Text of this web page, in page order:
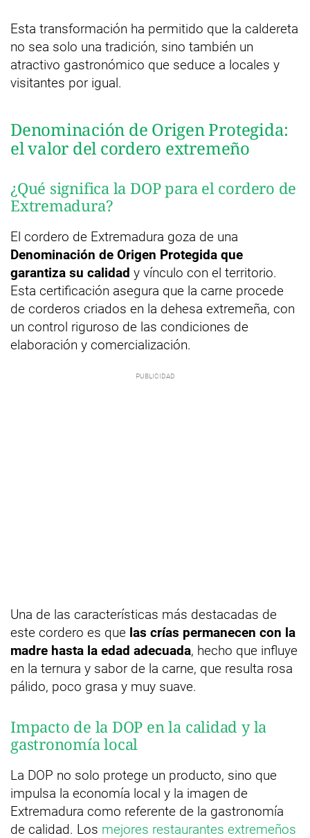
Esta transformación ha permitido que la caldereta
no sea solo una tradición, sino también un
atractivo gastronómico que seduce a locales y
visitantes por igual.
Denominación de Origen Protegida:
el valor del cordero extremeño
¿Qué significa la DOP para el cordero de
Extremadura?
El cordero de Extremadura goza de una
Denominación de Origen Protegida que
garantiza su calidad y vínculo con el territorio.
Esta certificación asegura que la carne procede
de corderos criados en la dehesa extremeña, con
un control riguroso de las condiciones de
elaboración y comercialización.
Una de las características más destacadas de
este cordero es que las crías permanecen con la
madre hasta la edad adecuada, hecho que influye
en la ternura y sabor de la carne, que resulta rosa
pálido, poco grasa y muy suave.
Impacto de la DOP en la calidad y la
gastronomía local
La DOP no solo protege un producto, sino que
impulsa la economía local y la imagen de
Extremadura como referente de la gastronomía
de calidad. Los mejores restaurantes extremeños